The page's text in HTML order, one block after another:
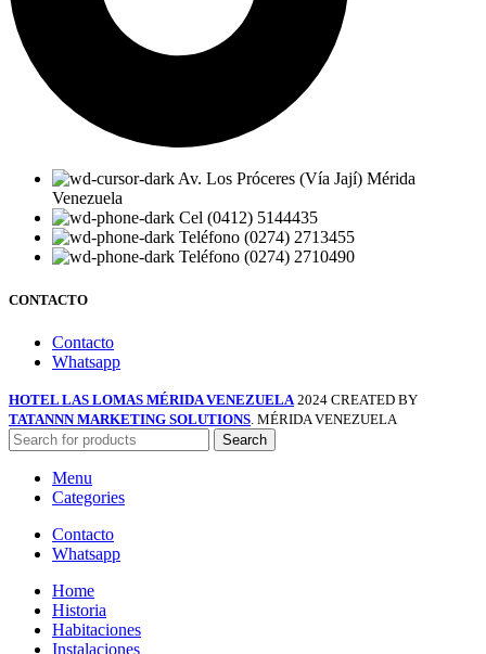
Av. Los Próceres (Vía Jají) Mérida
Venezuela
Cel (0412) 5144435
Teléfono (0274) 2713455
Teléfono (0274) 2710490
CONTACTO
Contacto
Whatsapp
HOTEL LAS LOMAS MÉRIDA VENEZUELA 2024 CREATED BY
TATANNN MARKETING SOLUTIONS . MÉRIDA VENEZUELA
Search
Menu
Categories
Contacto
Whatsapp
Home
Historia
Habitaciones
Instalaciones